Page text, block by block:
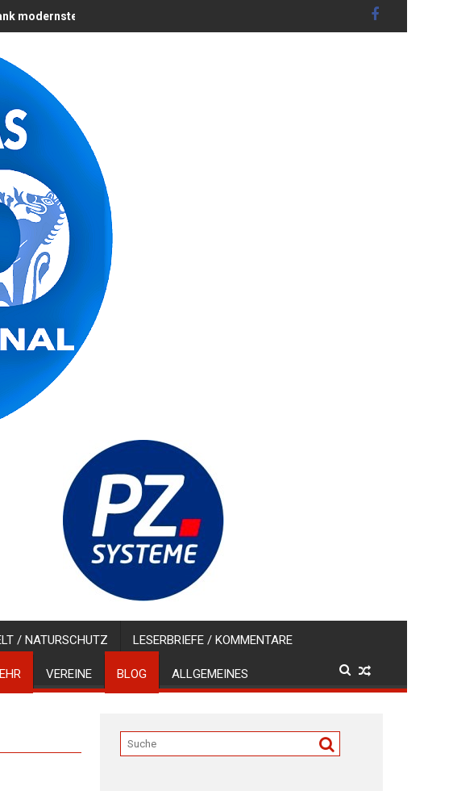
modernster TECHNIK
/ NATURSCHUTZ LESERBRIEFE / KOMMENTARE
VEREINE BLOG ALLGEMEINES